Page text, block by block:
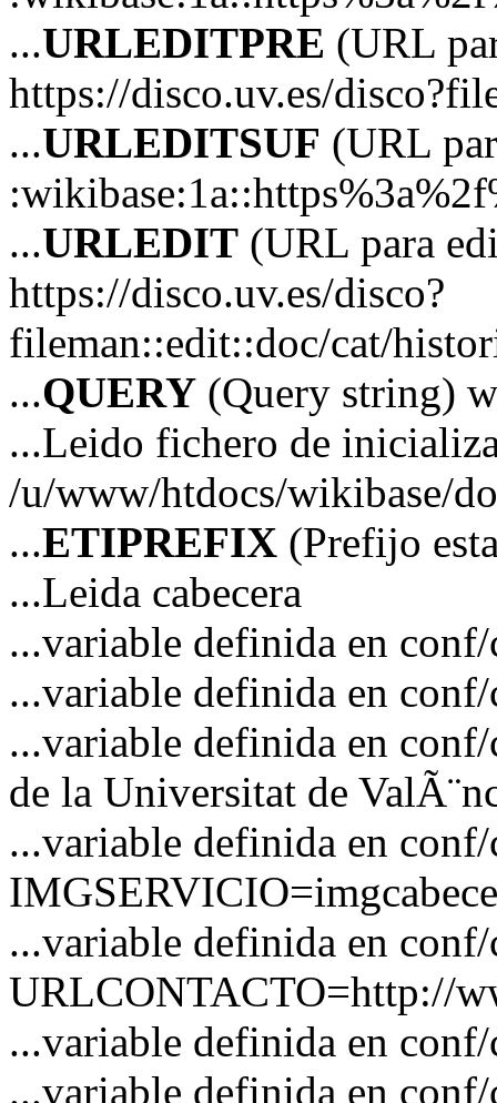
...URLEDITPRE (URL
https://disco.uv.es/
...URLEDITSUF (URL
...URLEDIT (URL para
https://disco.uv.es/disco?
fileman::edit::doc/cat/
...QUERY (Query string)
...Leido fichero de
/u/www/htdocs/wikibase/
...ETIPREFIX (Prefijo
...Leida cabecera
...variable definida en
...variable definida en
...variable definida en
de la Universitat de
...variable definida en
...variable definida en
URLCONTACTO=http://
...variable definida en
...variable definida en